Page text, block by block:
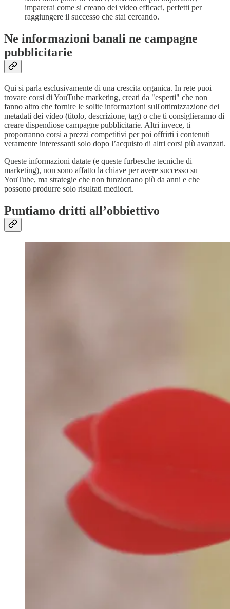
imparerai come si creano dei video efficaci, perfetti per
raggiungere il successo che stai cercando.
Ne informazioni banali ne campagne
pubblicitarie
Qui si parla esclusivamente di una crescita organica. In rete puoi
trovare corsi di YouTube marketing, creati da "esperti" che non
fanno altro che fornire le solite informazioni sull'ottimizzazione dei
metadati dei video (titolo, descrizione, tag) o che ti consiglieranno di
creare dispendiose campagne pubblicitarie. Altri invece, ti
proporranno corsi a prezzi competitivi per poi offrirti i contenuti
veramente interessanti solo dopo l’acquisto di altri corsi più avanzati.
Queste informazioni datate (e queste furbesche tecniche di
marketing), non sono affatto la chiave per avere successo su
YouTube, ma strategie che non funzionano più da anni e che
possono produrre solo risultati mediocri.
Puntiamo dritti all’obbiettivo